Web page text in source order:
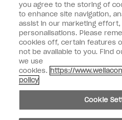
個人情報の取り扱い
facebookinstagram
個人情報を共有または販売しないでください
© Copyright 2024, Wella Operations US LLC,
you agree to the storing of
to enhance site navigation,
assist in our marketing effort,
personalisations. Please
cookies off, certain features
not be available to you. Find
we use
cookies. https://
policy
Cookie